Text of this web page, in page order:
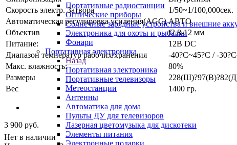
Портативные радиостанции
Оптические приборы
Солнечные зарядные устройства и внешние
Электроника для охоты и рыбалки
Фонари
Портативная электроника
Назад
Портативная электроника
Портативные телевизоры
Метеостанции
Антенны
Автоматика для дома
Пульты ДУ для телевизоров
Лазерная цветомузыка для дискотеки
Элементы питания
Электронные подарки
Скорость электр. Затвора
1/50~1/100,000сек.
Автоматическая регулировка усиления(AGC) АВТО
Объектив
f2,8-12 мм
Питание:
12В DC
Диапазон температур рабочих/хранения
-40?C~45?C / -
Макс. влажность:
80%
Размеры
Вес
1400 гр.
3 900 руб.
Нет в наличии